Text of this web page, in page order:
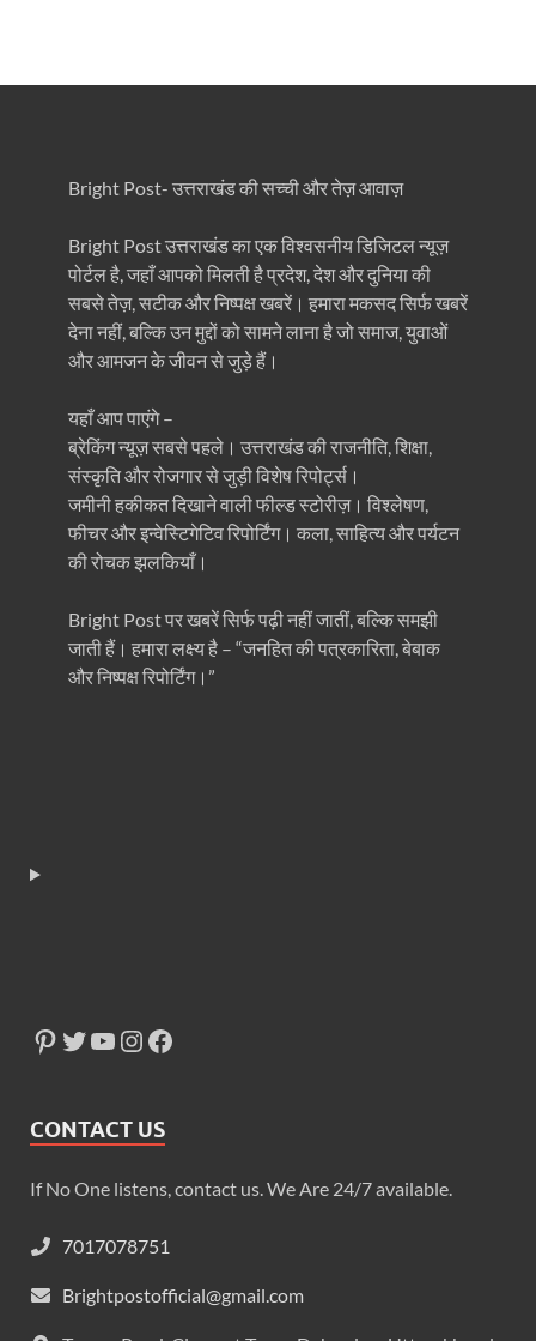
Bright Post- उत्तराखंड की सच्ची और तेज़ आवाज़
Bright Post उत्तराखंड का एक विश्वसनीय डिजिटल न्यूज़
पोर्टल है, जहाँ आपको मिलती है प्रदेश, देश और दुनिया की
सबसे तेज़, सटीक और निष्पक्ष खबरें। हमारा मकसद सिर्फ खबरें
देना नहीं, बल्कि उन मुद्दों को सामने लाना है जो समाज, युवाओं
और आमजन के जीवन से जुड़े हैं।
यहाँ आप पाएंगे –
ब्रेकिंग न्यूज़ सबसे पहले। उत्तराखंड की राजनीति, शिक्षा,
संस्कृति और रोजगार से जुड़ी विशेष रिपोर्ट्स।
जमीनी हकीकत दिखाने वाली फील्ड स्टोरीज़। विश्लेषण,
फीचर और इन्वेस्टिगेटिव रिपोर्टिंग। कला, साहित्य और पर्यटन
की रोचक झलकियाँ।
Bright Post पर खबरें सिर्फ पढ़ी नहीं जातीं, बल्कि समझी
जाती हैं। हमारा लक्ष्य है – “जनहित की पत्रकारिता, बेबाक
और निष्पक्ष रिपोर्टिंग।”
CONTACT US
If No One listens, contact us. We Are 24/7 available.
7017078751
Brightpostofficial@gmail.com